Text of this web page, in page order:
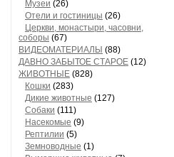
Музеи (26)
Отели и гостиницы (26)
Церкви, монастыри, часовни,
соборы (67)
ВИДЕОМАТЕРИАЛЫ (88)
ДАВНО ЗАБЫТОЕ СТАРОЕ (12)
ЖИВОТНЫЕ (828)
Кошки (283)
Дикие животные (127)
Собаки (111)
Насекомые (9)
Рептилии (5)
Земноводные (1)